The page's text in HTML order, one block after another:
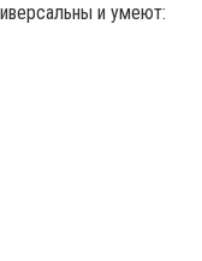
и умеют: